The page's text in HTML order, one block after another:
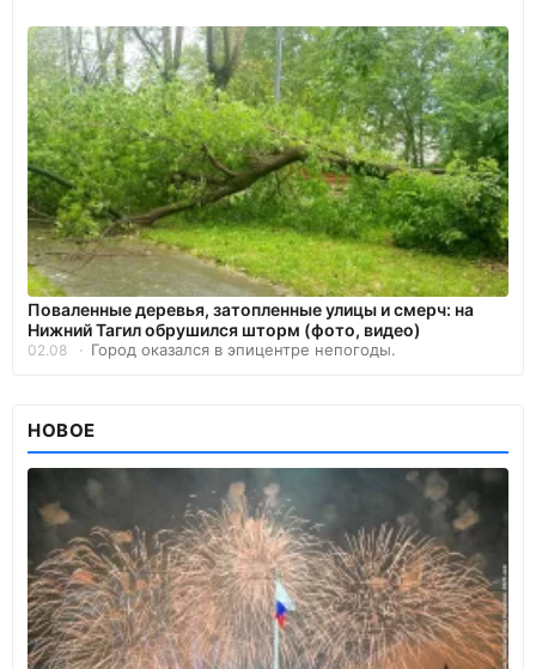
Поваленные деревья, затопленные улицы и смерч: на
Нижний Тагил обрушился шторм (фото, видео)
02.08 Город оказался в эпицентре непогоды.
НОВОЕ